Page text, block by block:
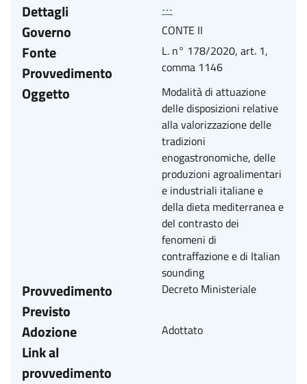
Dettagli
⋯
Governo CONTE II
Fonte
Provvedimento
L. n° 178/2020, art. 1,
comma 1146
Oggetto
Modalità di attuazione
delle disposizioni relative
alla valorizzazione delle
tradizioni
enogastronomiche, delle
produzioni agroalimentari
e industriali italiane e
della dieta mediterranea e
del contrasto dei
fenomeni di
contraffazione e di Italian
sounding
Provvedimento
Previsto
Decreto Ministeriale
Adozione Adottato
Link al
provvedimento